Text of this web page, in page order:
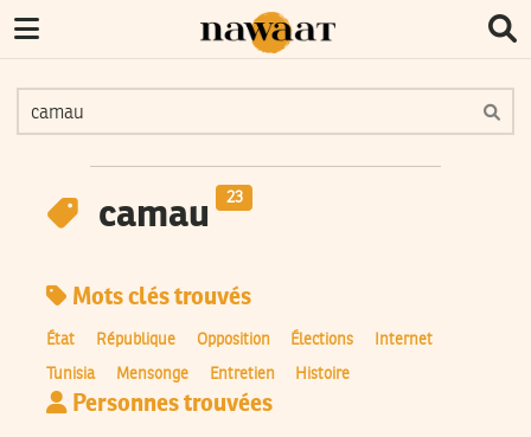
camau 23
Mots clés trouvés
État République Opposition Élections Internet
Tunisia Mensonge Entretien Histoire
Personnes trouvées